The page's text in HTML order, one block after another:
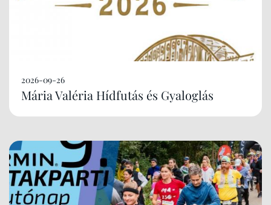
2026-09-26
Mária Valéria Hídfutás és Gyaloglás